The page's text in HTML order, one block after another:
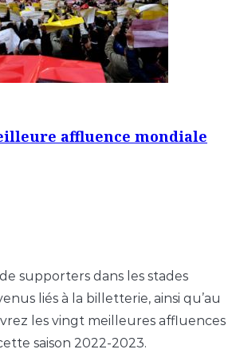
affluence mondiale
supporters dans les stades
liés à la billetterie, ainsi qu’au
les vingt meilleures affluences
saison 2022-2023.